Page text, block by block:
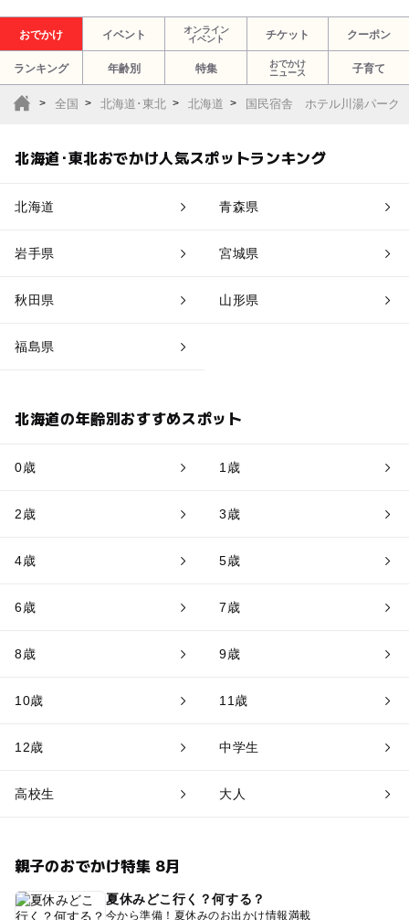
おでかけ イベント
オンライン
イベント
チケット クーポン
ランキング 年齢別 特集
おでかけ
ニュース
子育て
全国 北海道･東北 北海道 国民宿舎 ホテル川湯パーク
北海道･東北おでかけ人気スポットランキング
北海道 青森県
岩手県 宮城県
秋田県 山形県
福島県
北海道の年齢別おすすめスポット
0歳 1歳
2歳 3歳
4歳 5歳
6歳 7歳
8歳 9歳
10歳 11歳
12歳 中学生
高校生 大人
親子のおでかけ特集 8月
夏休みどこ行く？何する？
今から準備！夏休みのお出かけ情報満載